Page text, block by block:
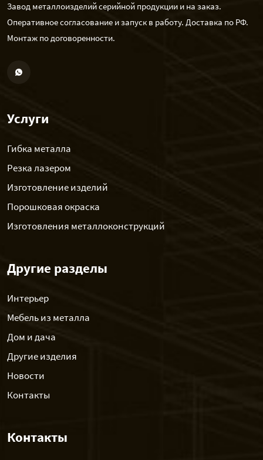
Завод металлоизделий серийной продукции и на заказ.
Оперативное согласование и запуск в работу. Доставка по РФ.
Монтаж по договоренности.
Услуги
Гибка металла
Резка лазером
Изготовление изделий
Порошковая окраска
Изготовления металлоконструкций
Другие разделы
Интерьер
Мебель из металла
Дом и дача
Другие изделия
Новости
Контакты
Контакты